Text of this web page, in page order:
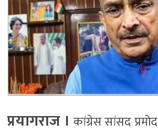
प्रयागराज । कांग्रेस सांसद